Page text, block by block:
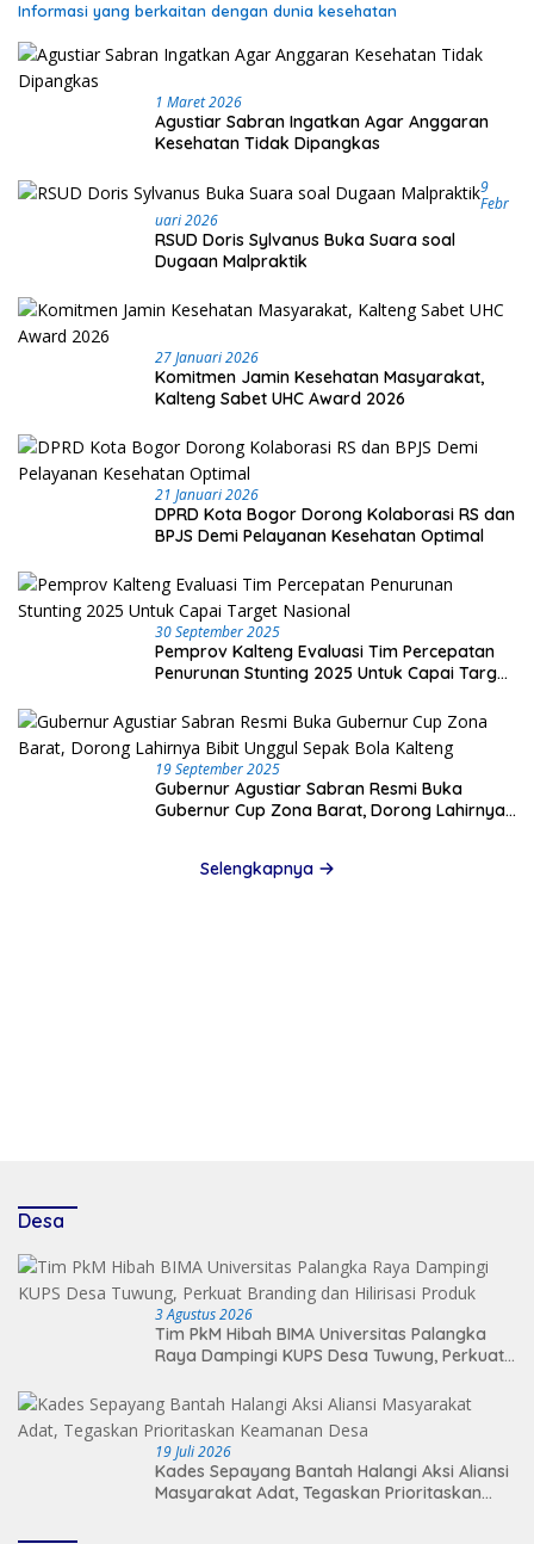
Informasi yang berkaitan dengan dunia kesehatan
1 Maret 2026
Agustiar Sabran Ingatkan Agar Anggaran
Kesehatan Tidak Dipangkas
9
Febr
Uari 2026
RSUD Doris Sylvanus Buka Suara soal
Dugaan Malpraktik
27 Januari 2026
Komitmen Jamin Kesehatan Masyarakat,
Kalteng Sabet UHC Award 2026
21 Januari 2026
DPRD Kota Bogor Dorong Kolaborasi RS dan
BPJS Demi Pelayanan Kesehatan Optimal
30 September 2025
Pemprov Kalteng Evaluasi Tim Percepatan
Penurunan Stunting 2025 Untuk Capai Target
19 September 2025
Gubernur Agustiar Sabran Resmi Buka
Gubernur Cup Zona Barat, Dorong Lahirnya
Selengkapnya
Desa
3 Agustus 2026
Tim PkM Hibah BIMA Universitas Palangka
Raya Dampingi KUPS Desa Tuwung, Perkuat
19 Juli 2026
Kades Sepayang Bantah Halangi Aksi Aliansi
Masyarakat Adat, Tegaskan Prioritaskan